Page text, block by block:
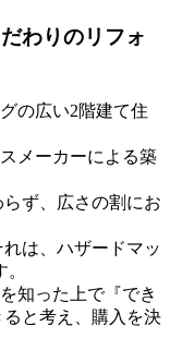
わりのリフォ
の広い2階建て住
メーカーによる築
ず、広さの割にお
は、ハザードマッ
知った上で『でき
と考え、購入を決